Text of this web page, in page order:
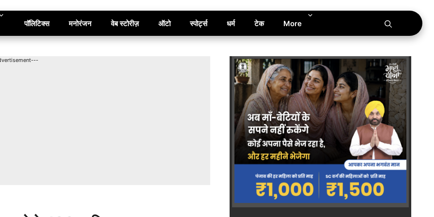
पॉलिटिक्स मनोरंजन वेब स्टोरीज़ ऑटो स्पोर्ट्स धर्म टेक More